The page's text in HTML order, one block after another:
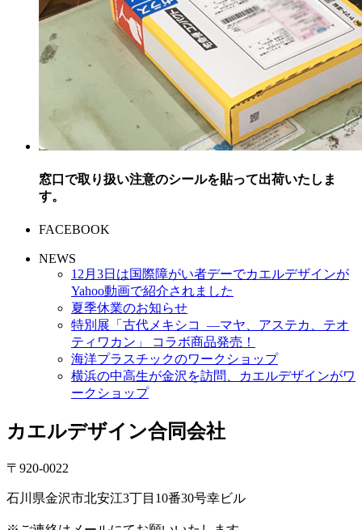
窓口で取り扱い注意のシールを貼って出荷いたしま
す。
FACEBOOK
NEWS
12月3日は国際障がい者デーでカエルデザインが
Yahoo動画で紹介されました
夏季休業のお知らせ
特別展「古代メキシコ ―マヤ、アステカ、テオ
ティワカン」 コラボ商品発売！
海洋プラスチックのワークショップ
横浜の中高生が金沢を訪問、カエルデザインがワ
ークショップ
カエルデザイン合同会社
〒920-0022
石川県金沢市北安江3丁目10番30号幸ビル